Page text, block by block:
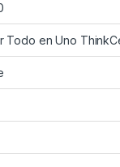
Todo en Uno